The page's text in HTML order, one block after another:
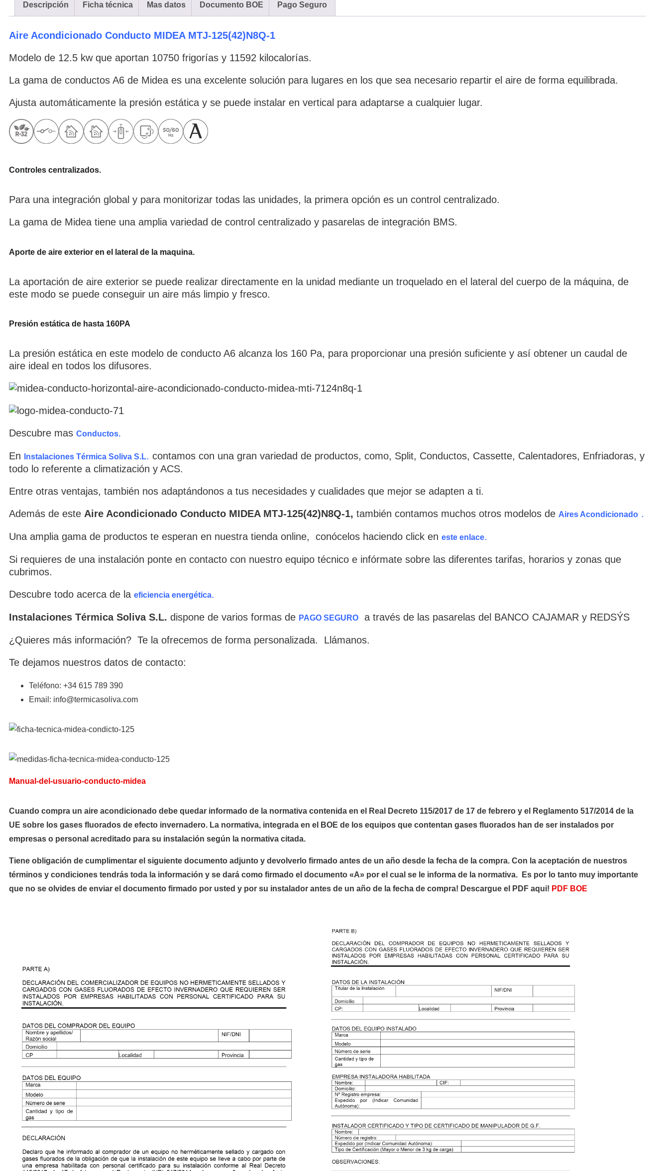
Descripción Ficha técnica Mas datos Documento BOE Pago Seguro
Aire Acondicionado Conducto MIDEA MTJ-125(42)N8Q-1
Modelo de 12.5 kw que aportan 10750 frigorías y 11592 kilocalorías.
La gama de conductos A6 de Midea es una excelente solución para lugares en los que sea necesario repartir el aire de forma equilibrada.
Ajusta automáticamente la presión estática y se puede instalar en vertical para adaptarse a cualquier lugar.
Controles centralizados.
Para una integración global y para monitorizar todas las unidades, la primera opción es un control centralizado.
La gama de Midea tiene una amplia variedad de control centralizado y pasarelas de integración BMS.
Aporte de aire exterior en el lateral de la maquina.
La aportación de aire exterior se puede realizar directamente en la unidad mediante un troquelado en el lateral del cuerpo de la máquina, de
este modo se puede conseguir un aire más limpio y fresco.
Presión estática de hasta 160PA
La presión estática en este modelo de conducto A6 alcanza los 160 Pa, para proporcionar una presión suficiente y así obtener un caudal de
aire ideal en todos los difusores.
Descubre mas Conductos.
En Instalaciones Térmica Soliva S.L. contamos con una gran variedad de productos, como, Split, Conductos, Cassette, Calentadores, Enfriadoras, y
todo lo referente a climatización y ACS.
Entre otras ventajas, también nos adaptándonos a tus necesidades y cualidades que mejor se adapten a ti.
Además de este Aire Acondicionado Conducto MIDEA MTJ-125(42)N8Q-1, también contamos muchos otros modelos de Aires Acondicionado .
Una amplia gama de productos te esperan en nuestra tienda online, conócelos haciendo click en este enlace.
Si requieres de una instalación ponte en contacto con nuestro equipo técnico e infórmate sobre las diferentes tarifas, horarios y zonas que
cubrimos.
Descubre todo acerca de la eficiencia energética.
Instalaciones Térmica Soliva S.L. dispone de varios formas de PAGO SEGURO a través de las pasarelas del BANCO CAJAMAR y REDSÝS
¿Quieres más información? Te la ofrecemos de forma personalizada. Llámanos.
Te dejamos nuestros datos de contacto:
Teléfono: +34 615 789 390
Email: info@termicasoliva.com
Manual-del-usuario-conducto-midea
Cuando compra un aire acondicionado debe quedar informado de la normativa contenida en el Real Decreto 115/2017 de 17 de febrero y el Reglamento 517/2014 de la
UE sobre los gases fluorados de efecto invernadero. La normativa, integrada en el BOE de los equipos que contentan gases fluorados han de ser instalados por
empresas o personal acreditado para su instalación según la normativa citada.
Tiene obligación de cumplimentar el siguiente documento adjunto y devolverlo firmado antes de un año desde la fecha de la compra. Con la aceptación de nuestros
términos y condiciones tendrás toda la información y se dará como firmado el documento «A» por el cual se le informa de la normativa. Es por lo tanto muy importante
que no se olvides de enviar el documento firmado por usted y por su instalador antes de un año de la fecha de compra! Descargue el PDF aqui! PDF BOE